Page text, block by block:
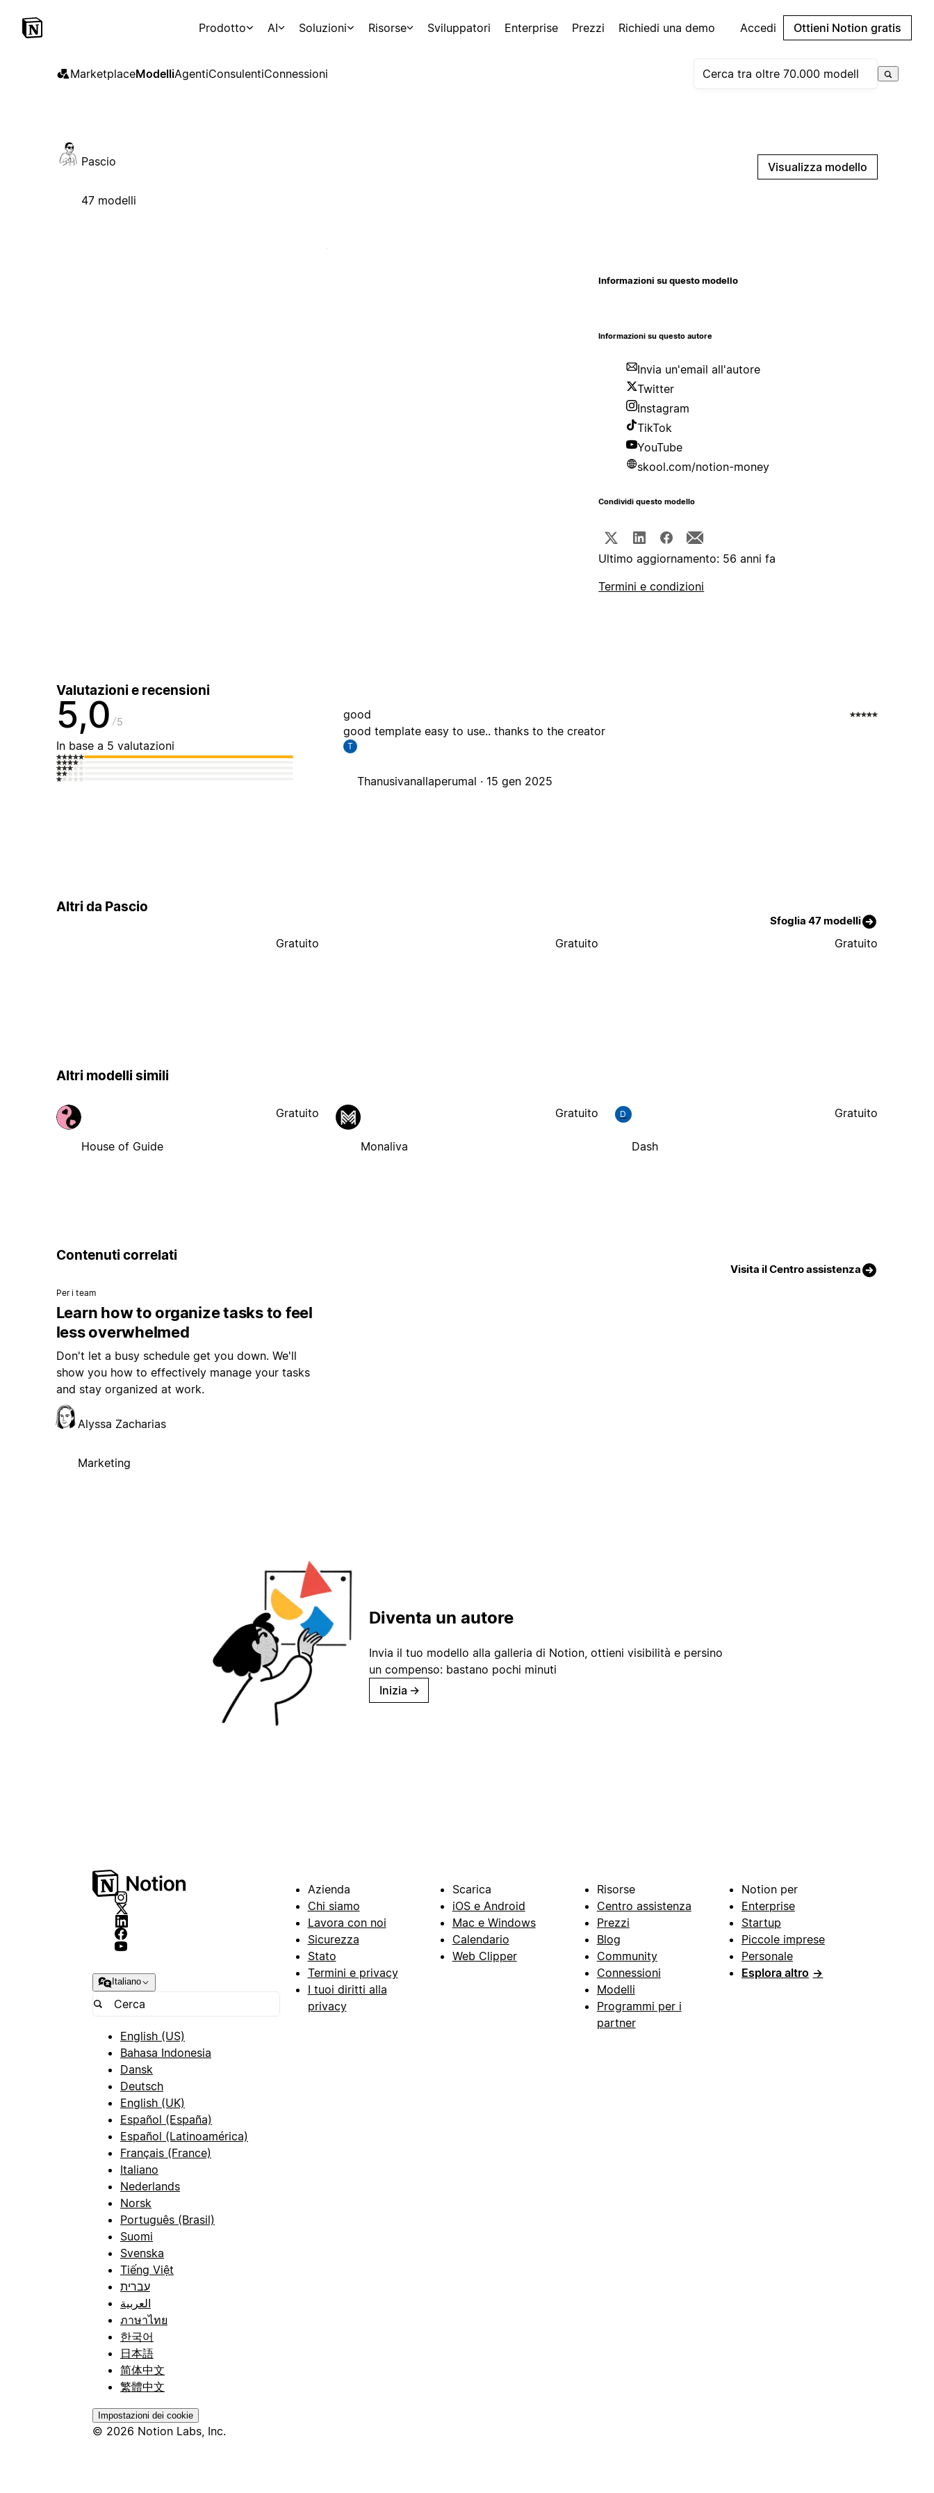
Prodotto AI Soluzioni Risorse Sviluppatori Enterprise Prezzi Richiedi una demo Accedi Ottieni Notion gratis
MarketplaceModelliAgentiConsulentiConnessioni
Pascio
47 modelli
Visualizza modello
Informazioni su questo modello
Informazioni su questo autore
Invia un'email all'autore
Twitter
Instagram
TikTok
YouTube
skool.com/notion-money
Condividi questo modello
Ultimo aggiornamento: 56 anni fa
Termini e condizioni
Valutazioni e recensioni
5,0 5
In base a 5 valutazioni
good
good template easy to use.. thanks to the creator
T
Thanusivanallaperumal · 15 gen 2025
Altri da Pascio
Sfoglia 47 modelli
Gratuito Gratuito Gratuito
Altri modelli simili
House of Guide
Gratuito
Monaliva
Gratuito D
Dash
Gratuito
Contenuti correlati
Visita il Centro assistenza
Per i team
Learn how to organize tasks to feel
less overwhelmed
Don't let a busy schedule get you down. We'll
show you how to effectively manage your tasks
and stay organized at work.
Alyssa Zacharias
Marketing
Diventa un autore
Invia il tuo modello alla galleria di Notion, ottieni visibilità e persino
un compenso: bastano pochi minuti
Inizia →
Italiano
English (US)
Bahasa Indonesia
Dansk
Deutsch
English (UK)
Español (España)
Español (Latinoamérica)
Français (France)
Italiano
Nederlands
Norsk
Português (Brasil)
Suomi
Svenska
Tiếng Việt
עברית
العربية
ภาษาไทย
한국어
日本語
简体中文
繁體中文
Impostazioni dei cookie
© 2026 Notion Labs, Inc.
Azienda
Chi siamo
Lavora con noi
Sicurezza
Stato
Termini e privacy
I tuoi diritti alla
privacy
Scarica
iOS e Android
Mac e Windows
Calendario
Web Clipper
Risorse
Centro assistenza
Prezzi
Blog
Community
Connessioni
Modelli
Programmi per i
partner
Notion per
Enterprise
Startup
Piccole imprese
Personale
Esplora altro →